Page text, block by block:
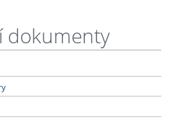
dokumenty